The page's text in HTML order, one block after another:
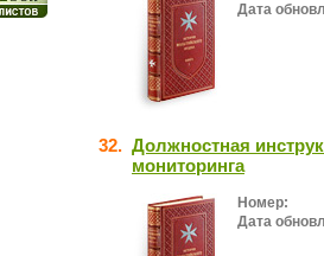
Дата
32. Должностная
мониторинга
Номер:
Дата